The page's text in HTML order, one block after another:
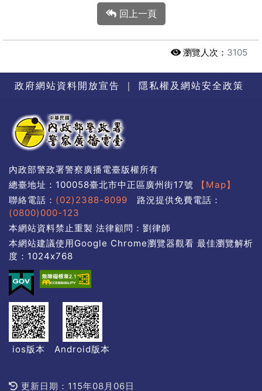
回上一頁
瀏覽人次： 3105
政府網站資料開放宣告 ｜ 隱私權及網站安全政策
內政部警政署警察廣播電臺版權所有
總臺地址：100058臺北市中正區廣州街17號
【Map】
聯絡電話： (02)2388-8099 路況提供免費電話：
(0800)000-123
本網站資料禁止重製 法律顧問：劉律師
本網站建議使用Google Chrome瀏覽器觀看 最佳瀏覽解析
度：1024x768
ios版本 Android版本
更新日期：115年08月06日